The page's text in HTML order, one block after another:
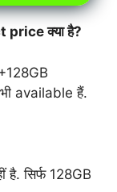
price क्या है?
available हैं.
सिर्फ 128GB